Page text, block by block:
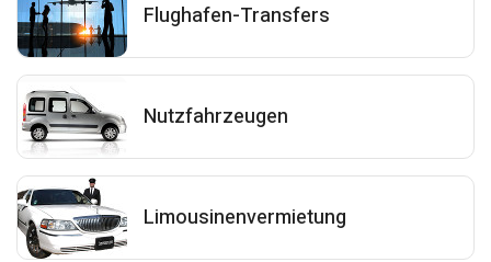
Flughafen-Transfers
Nutzfahrzeugen
Limousinenvermietung